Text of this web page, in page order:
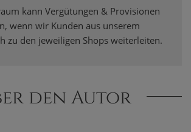
kann Vergütungen & Provisionen
wenn wir Kunden aus unserem
zu den jeweiligen Shops weiterleiten.
den Autor